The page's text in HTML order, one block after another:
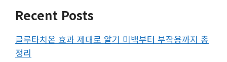
Recent Posts
글루타치온 효과 제대로 알기 미백부터 부작용까지 총
정리